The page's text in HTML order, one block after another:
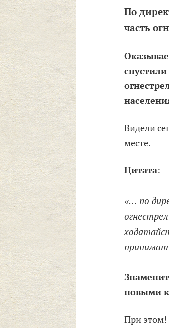
По
часть
Видели
месте.
Цитата:
«… по
новыми
При этом!